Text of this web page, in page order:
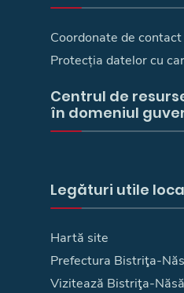
Coordonate de contact
Protecția datelor cu
Centrul de
în domeniul
Legături utile
Hartă site
Prefectura Bistriţa-
Vizitează Bistriţa-